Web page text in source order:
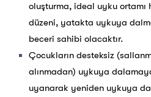
oluşturma, ideal uyku ortamı
düzeni, yatakta uykuya
beceri sahibi olacaktır.
Çocukların desteksiz
alınmadan) uykuya
uyanarak yeniden uykuya